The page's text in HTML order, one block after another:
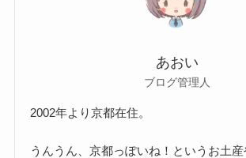
あおい
ブログ管理人
2002年より京都在住。
うんうん、京都っぽいね！というお土